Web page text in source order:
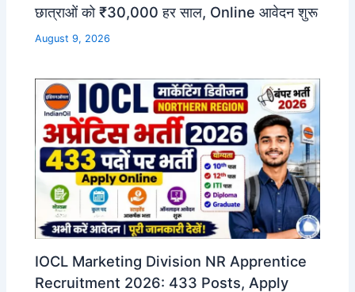
छात्राओं को ₹30,000 हर साल, Online आवेदन शुरू
August 9, 2026
IOCL Marketing Division NR Apprentice
Recruitment 2026: 433 Posts, Apply